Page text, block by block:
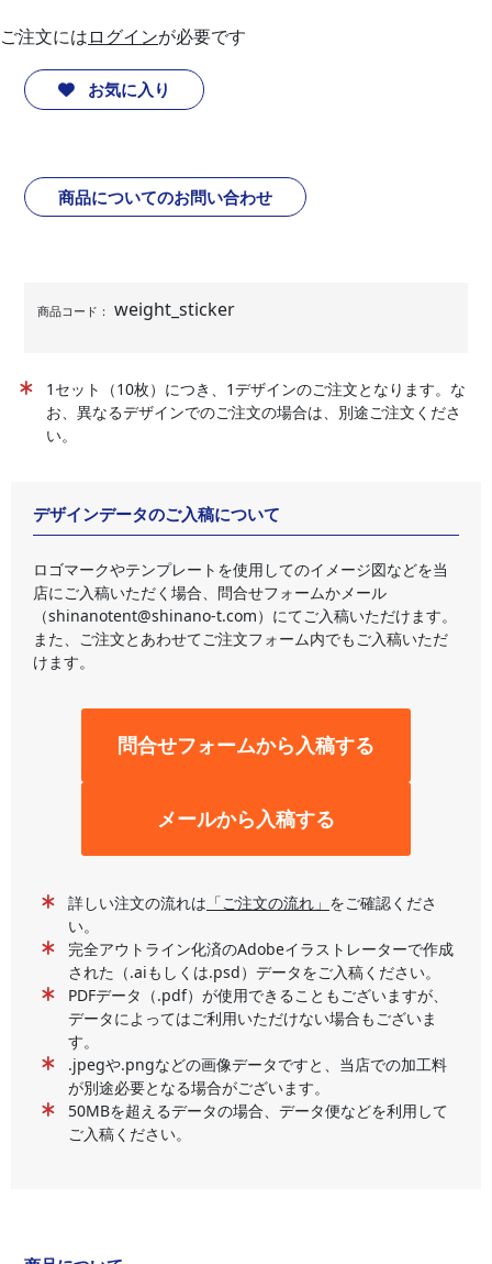
ご注文にはログインが必要です
お気に入り
商品についてのお問い合わせ
商品コード： weight_sticker
1セット（10枚）につき、1デザインのご注文となります。な
お、異なるデザインでのご注文の場合は、別途ご注文くださ
い。
デザインデータのご入稿について
ロゴマークやテンプレートを使用してのイメージ図などを当
店にご入稿いただく場合、問合せフォームかメール
（shinanotent@shinano-t.com）にてご入稿いただけます。
また、ご注文とあわせてご注文フォーム内でもご入稿いただ
けます。
問合せフォームから入稿する
メールから入稿する
詳しい注文の流れは 「ご注文の流れ」 をご確認くださ
い。
完全アウトライン化済のAdobeイラストレーターで作成
された（.aiもしくは.psd）データをご入稿ください。
PDFデータ（.pdf）が使用できることもございますが、
データによってはご利用いただけない場合もございま
す。
.jpegや.pngなどの画像データですと、当店での加工料
が別途必要となる場合がございます。
50MBを超えるデータの場合、データ便などを利用して
ご入稿ください。